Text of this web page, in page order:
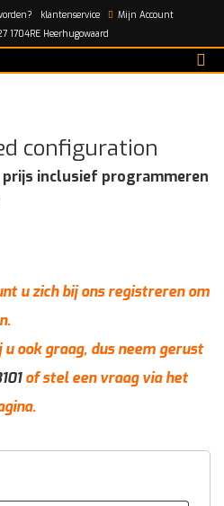
klantenservice
Mijn Account
1704RE Heerhugowaard
configuration
configuration
inclusief programmeren
u zich bij ons registreren om
ook graag, dus neem gerust
of stel een vraag via het